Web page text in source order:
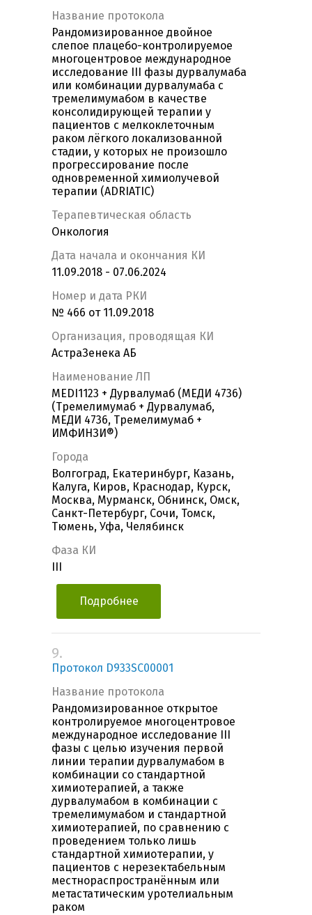
Название протокола
Рандомизированное двойное
слепое плацебо-контролируемое
многоцентровое международное
исследование III фазы дурвалумаба
или комбинации дурвалумаба с
тремелимумабом в качестве
консолидирующей терапии у
пациентов с мелкоклеточным
раком лёгкого локализованной
стадии, у которых не произошло
прогрессирование после
одновременной химиолучевой
терапии (ADRIATIC)
Терапевтическая область
Онкология
Дата начала и окончания КИ
11.09.2018 - 07.06.2024
Номер и дата РКИ
№ 466 от 11.09.2018
Организация, проводящая КИ
АстраЗенека АБ
Наименование ЛП
MEDI1123 + Дурвалумаб (МЕДИ 4736)
(Тремелимумаб + Дурвалумаб,
МЕДИ 4736, Тремелимумаб +
ИМФИНЗИ®)
Города
Волгоград, Екатеринбург, Казань,
Калуга, Киров, Краснодар, Курск,
Москва, Мурманск, Обнинск, Омск,
Санкт-Петербург, Сочи, Томск,
Тюмень, Уфа, Челябинск
Фаза КИ
Подробнее
9.
Протокол D933SC00001
Название протокола
Рандомизированное открытое
контролируемое многоцентровое
международное исследование III
фазы с целью изучения первой
линии терапии дурвалумабом в
комбинации со стандартной
химиотерапией, а также
дурвалумабом в комбинации с
тремелимумабом и стандартной
химиотерапией, по сравнению с
проведением только лишь
стандартной химиотерапии, у
пациентов с нерезектабельным
местнораспространённым или
метастатическим уротелиальным
раком